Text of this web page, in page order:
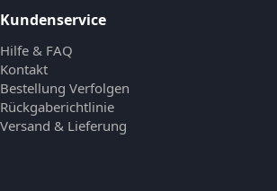
Kundenservice
Hilfe & FAQ
Kontakt
Bestellung Verfolgen
Rückgaberichtlinie
Versand & Lieferung